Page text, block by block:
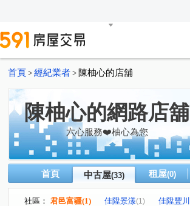
首頁 > 經紀業者 > 陳柚心的店舖
陳柚心的網路店舖
六心服務❤️柚心為您
首頁 中古屋(33) 租屋(0)
社區： 君邑富疆(1) 佳陞景漾(1) 佳陞豐川